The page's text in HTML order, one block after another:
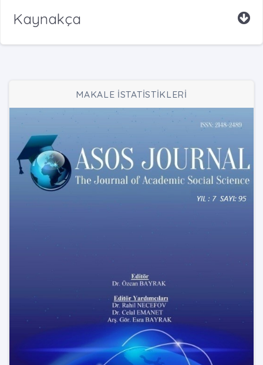
Kaynakça
MAKALE İSTATİSTİKLERİ